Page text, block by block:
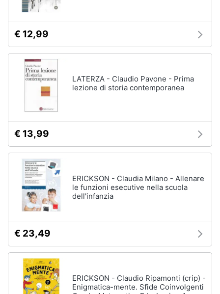
€ 12,99
LATERZA - Claudio Pavone - Prima
lezione di storia contemporanea
€ 13,99
ERICKSON - Claudia Milano - Allenare
le funzioni esecutive nella scuola
dell'infanzia
€ 23,49
ERICKSON - Claudio Ripamonti (crip) -
Enigmatica-mente. Sfide Coinvolgenti